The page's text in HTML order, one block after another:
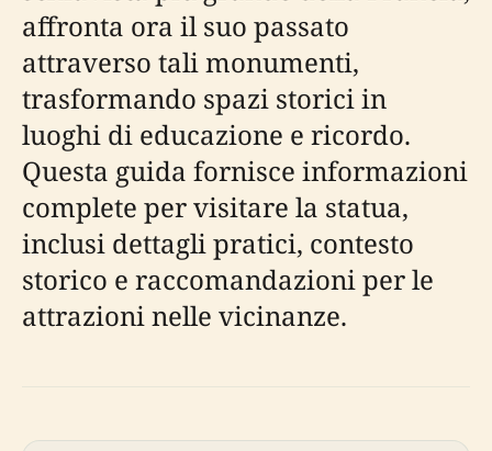
affronta ora il suo passato
attraverso tali monumenti,
trasformando spazi storici in
luoghi di educazione e ricordo.
Questa guida fornisce informazioni
complete per visitare la statua,
inclusi dettagli pratici, contesto
storico e raccomandazioni per le
attrazioni nelle vicinanze.